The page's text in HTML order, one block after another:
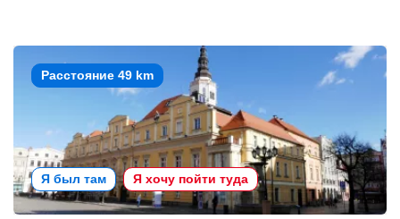
Расстояние 49 km
Я был там Я хочу пойти туда